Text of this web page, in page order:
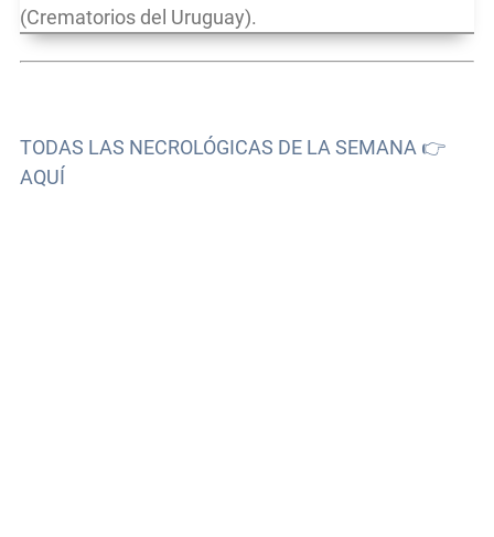
(Crematorios del Uruguay).
TODAS LAS NECROLÓGICAS DE LA SEMANA 👉
AQUÍ